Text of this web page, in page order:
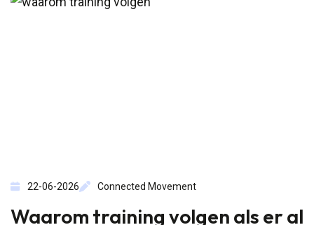
van...
22-06-2026 Connected Movement
Waarom training volgen als er al